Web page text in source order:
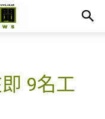
9名工